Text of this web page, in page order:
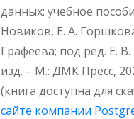
данных: учебное
Новиков, Е. А.
Графеева; под ред. Е. В.
изд. – М.: ДМК Пресс,
(книга доступна для
сайте компании